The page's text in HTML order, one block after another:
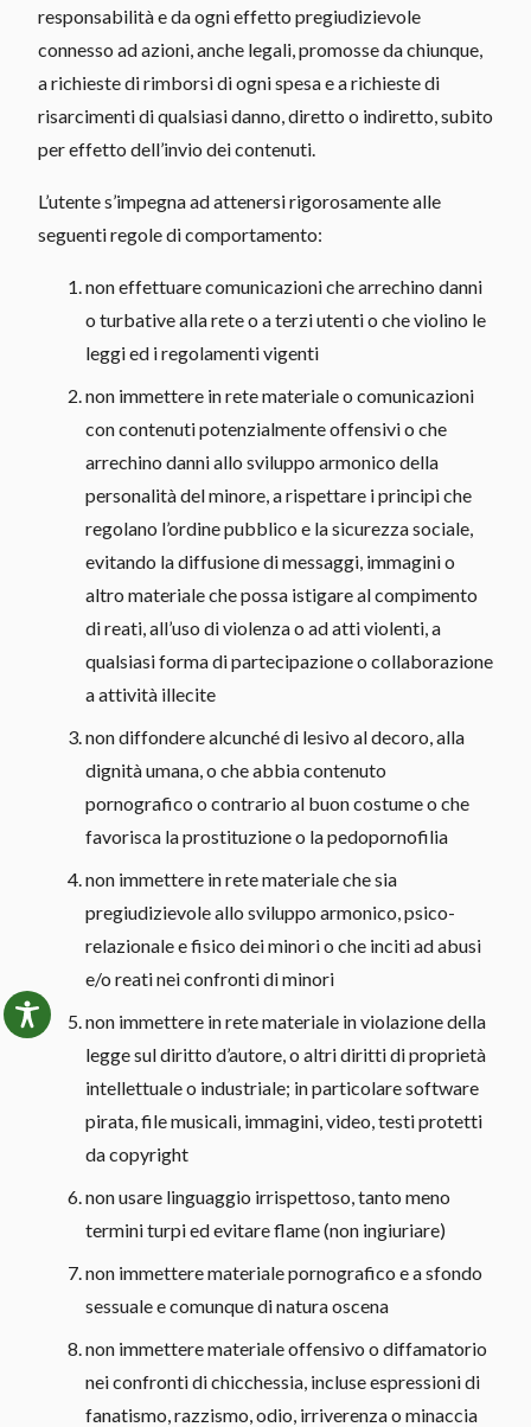
responsabilità e da ogni effetto pregiudizievole
connesso ad azioni, anche legali, promosse da chiunque,
a richieste di rimborsi di ogni spesa e a richieste di
risarcimenti di qualsiasi danno, diretto o indiretto, subito
per effetto dell’invio dei contenuti.
L’utente s’impegna ad attenersi rigorosamente alle
seguenti regole di comportamento:
non effettuare comunicazioni che arrechino danni
o turbative alla rete o a terzi utenti o che violino le
leggi ed i regolamenti vigenti
non immettere in rete materiale o comunicazioni
con contenuti potenzialmente offensivi o che
arrechino danni allo sviluppo armonico della
personalità del minore, a rispettare i principi che
regolano l’ordine pubblico e la sicurezza sociale,
evitando la diffusione di messaggi, immagini o
altro materiale che possa istigare al compimento
di reati, all’uso di violenza o ad atti violenti, a
qualsiasi forma di partecipazione o collaborazione
a attività illecite
non diffondere alcunché di lesivo al decoro, alla
dignità umana, o che abbia contenuto
pornografico o contrario al buon costume o che
favorisca la prostituzione o la pedopornofilia
non immettere in rete materiale che sia
pregiudizievole allo sviluppo armonico, psico-
relazionale e fisico dei minori o che inciti ad abusi
e/o reati nei confronti di minori
non immettere in rete materiale in violazione della
legge sul diritto d’autore, o altri diritti di proprietà
intellettuale o industriale; in particolare software
pirata, file musicali, immagini, video, testi protetti
da copyright
non usare linguaggio irrispettoso, tanto meno
termini turpi ed evitare flame (non ingiuriare)
non immettere materiale pornografico e a sfondo
sessuale e comunque di natura oscena
non immettere materiale offensivo o diffamatorio
nei confronti di chicchessia, incluse espressioni di
fanatismo, razzismo, odio, irriverenza o minaccia